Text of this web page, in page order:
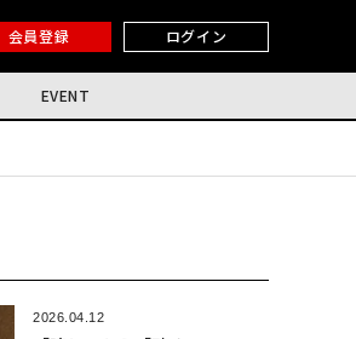
会員登録 ログイン
EVENT
2026.04.12